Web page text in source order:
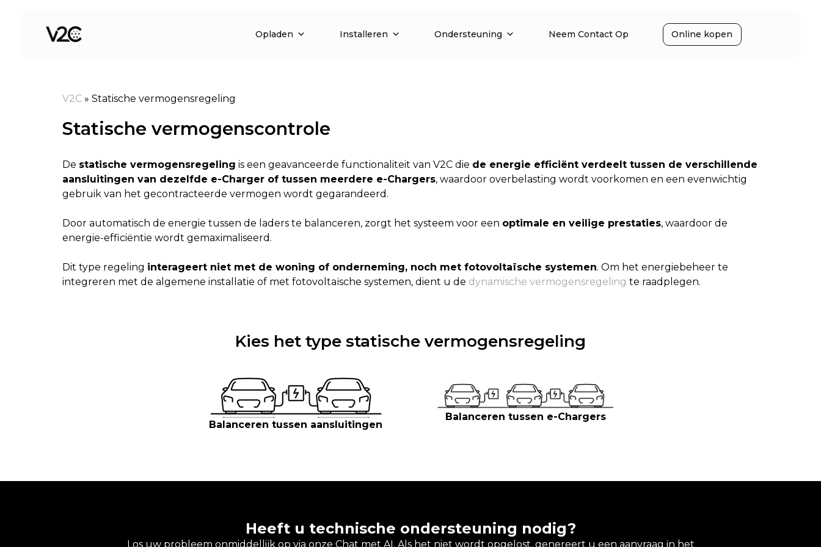
Opladen Installeren Ondersteuning Neem Contact Op Online kopen
V2C » Statische vermogensregeling
Statische vermogenscontrole
De statische vermogensregeling is een geavanceerde functionaliteit van V2C die de energie efficiënt verdeelt tussen de verschillende
aansluitingen van dezelfde e-Charger of tussen meerdere e-Chargers, waardoor overbelasting wordt voorkomen en een evenwichtig
gebruik van het gecontracteerde vermogen wordt gegarandeerd.
Door automatisch de energie tussen de laders te balanceren, zorgt het systeem voor een optimale en veilige prestaties, waardoor de
energie-efficiëntie wordt gemaximaliseerd.
Dit type regeling interageert niet met de woning of onderneming, noch met fotovoltaïsche systemen. Om het energiebeheer te
integreren met de algemene installatie of met fotovoltaïsche systemen, dient u de dynamische vermogensregeling te raadplegen.
Kies het type statische vermogensregeling
Balanceren tussen aansluitingen
Balanceren tussen e-Chargers
Heeft u technische ondersteuning nodig?
Los uw probleem onmiddellijk op via onze Chat met AI. Als het niet wordt opgelost, genereert u een aanvraag in het